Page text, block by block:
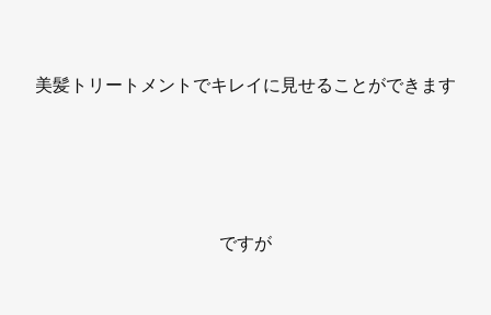
美髪トリートメントでキレイに見せることができます
ですが